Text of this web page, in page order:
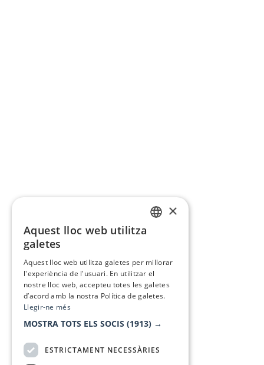
×
Aquest lloc web utilitza
galetes
Aquest lloc web utilitza galetes per millorar
l'experiència de l'usuari. En utilitzar el
nostre lloc web, accepteu totes les galetes
d’acord amb la nostra Política de galetes.
Llegir-ne més
MOSTRA TOTS ELS SOCIS (1913) →
ESTRICTAMENT NECESSÀRIES